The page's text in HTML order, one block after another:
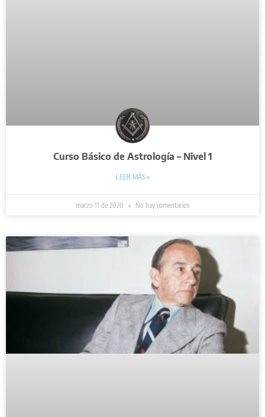
Curso Básico de Astrología – Nivel 1
LEER MÁS »
marzo 11 de 2020 No hay comentarios